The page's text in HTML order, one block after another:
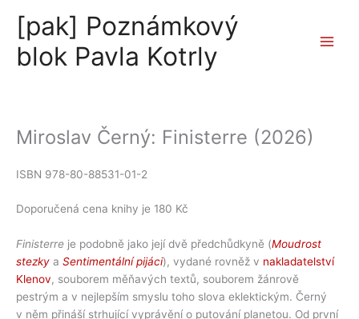
obsah
[pak] Poznámkový
blok Pavla Kotrly
Miroslav Černý: Finisterre (2026)
ISBN 978-80-88531-01-2
Doporučená cena knihy je 180 Kč
Finisterre je podobně jako její dvě předchůdkyně (Moudrost
stezky a Sentimentální pijáci), vydané rovněž v nakladatelství
Klenov, souborem měňavých textů, souborem žánrově
pestrým a v nejlepším smyslu toho slova eklektickým. Černý
v něm přináší strhující vyprávění o putování planetou. Od první